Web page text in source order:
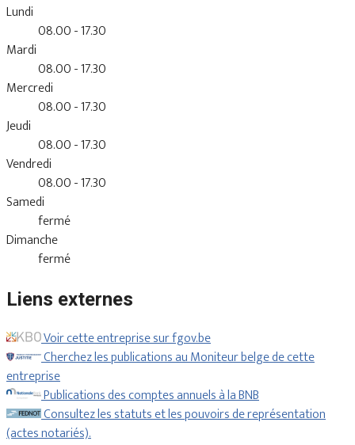
Lundi
08.00 - 17.30
Mardi
08.00 - 17.30
Mercredi
08.00 - 17.30
Jeudi
08.00 - 17.30
Vendredi
08.00 - 17.30
Samedi
fermé
Dimanche
fermé
Liens externes
Voir cette entreprise sur fgov.be
Cherchez les publications au Moniteur belge de cette
entreprise
Publications des comptes annuels à la BNB
Consultez les statuts et les pouvoirs de représentation
(actes notariés).